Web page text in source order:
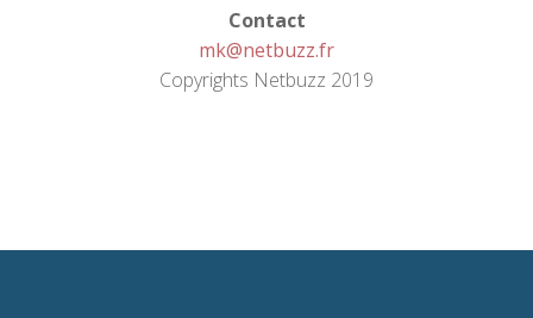
Contact
mk@netbuzz.fr
Copyrights Netbuzz 2019